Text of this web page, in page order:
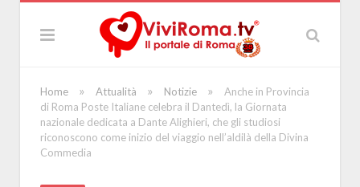
Home » Attualità » Notizie »
Anche in Provincia
di Roma Poste Italiane celebra il Dantedì, la Giornata
nazionale dedicata a Dante Alighieri, che gli studiosi
riconoscono come inizio del viaggio nell’aldilà della Divina
Commedia